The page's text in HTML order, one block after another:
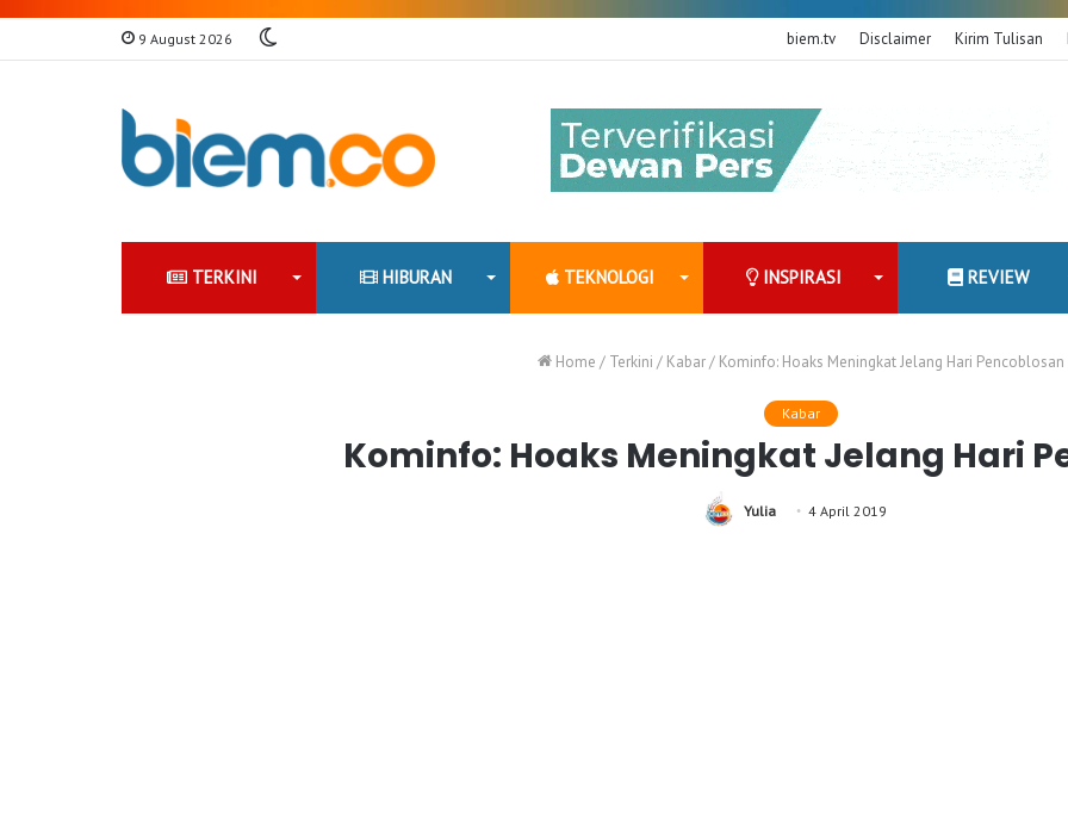
9 August 2026 biem.tv Disclaimer Kirim Tulisan
TERKINI HIBURAN TEKNOLOGI INSPIRASI REVIEW
Home / Terkini / Kabar/ Kominfo: Hoaks Meningkat Jelang Hari Pencoblosan
Kabar
Kominfo: Hoaks Meningkat Jelang Hari
Yulia 4 April 2019